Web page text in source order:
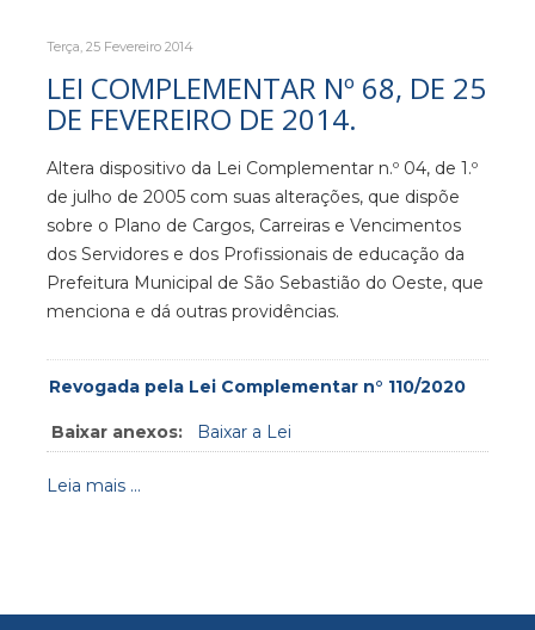
Terça, 25 Fevereiro 2014
LEI COMPLEMENTAR Nº 68, DE 25
DE FEVEREIRO DE 2014.
Altera dispositivo da Lei Complementar n.º 04, de 1.º
de julho de 2005 com suas alterações, que dispõe
sobre o Plano de Cargos, Carreiras e Vencimentos
dos Servidores e dos Profissionais de educação da
Prefeitura Municipal de São Sebastião do Oeste, que
menciona e dá outras providências.
Revogada pela Lei Complementar n° 110/2020
Baixar anexos: Baixar a Lei
Leia mais ...